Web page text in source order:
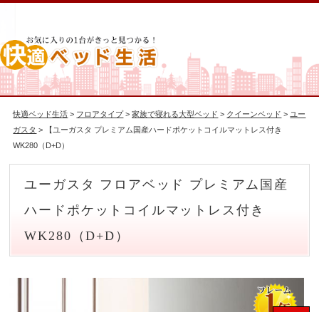
快適ベッド生活 > フロアタイプ >家族で寝れる大型ベッド > クイーンベッド >ユー
ガスタ > 【ユーガスタ プレミアム国産ハードポケットコイルマットレス付き
WK280（D+D）
ユーガスタ フロアベッド プレミアム国産
ハードポケットコイルマットレス付き
WK280（D+D）